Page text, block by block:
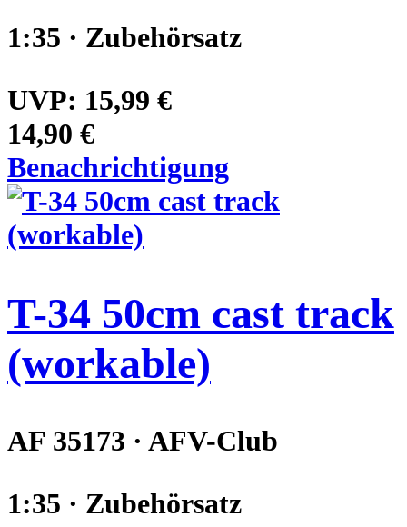
1:35 · Zubehörsatz
UVP: 15,99 €
14,90 €
Benachrichtigung
T-34 50cm cast track
(workable)
AF 35173 · AFV-Club
1:35 · Zubehörsatz